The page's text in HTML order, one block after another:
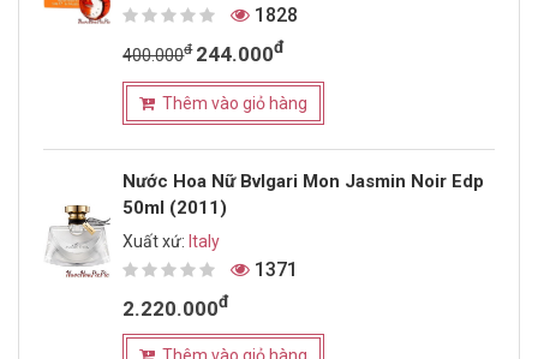
1828
400.000đ 244.000đ
Thêm vào giỏ hàng
Nước Hoa Nữ Bvlgari Mon Jasmin Noir Edp
50ml (2011)
Xuất xứ:Italy
1371
2.220.000đ